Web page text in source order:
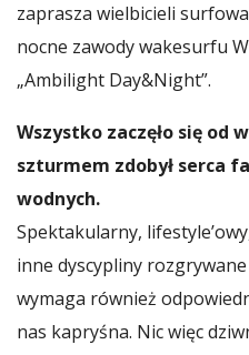
zaprasza wielbicieli
nocne zawody wakesurfu
„Ambilight Day&Night”.
Wszystko zaczęło się od
szturmem zdobył serca
wodnych.
Spektakularny,
inne dyscypliny
wymaga również
nas kapryśna. Nic więc